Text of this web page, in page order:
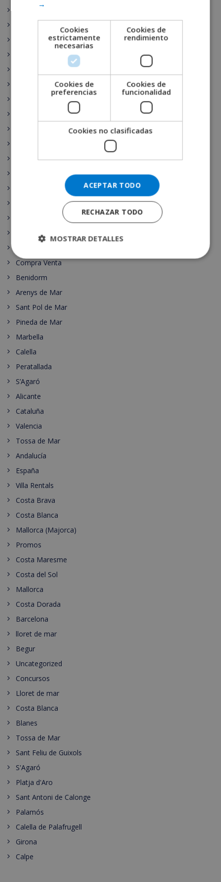
Compra Venta
Benidorm
Arenys de Mar
Sant Pol de Mar
Pineda de Mar
Marbella
Calella
Peratallada
S’Agaró
Alicante
Cataluña
Valencia
Tossa de Mar
Andalucía
España
Villa Rentals
Costa Brava
Costa Blanca
Mallorca (Majorca)
Promos
Costa Maresme
Costa del Sol
Mallorca
Costa Dorada
Barcelona
lloret de mar
Begur
Uncategorized
Concursos
Lloret de mar
Costa Blanca
Blanes
Tossa de Mar
Sant Feliu de Guixols
S'Agaró
Platja d'Aro
Sant Antoni de Calonge
Palamós
Calella de Palafrugell
Girona
Calpe
ITALIAN
→
Cookies
estrictamente
necesarias
Cookies de
rendimiento
Cookies de
preferencias
Cookies de
funcionalidad
Cookies no clasificadas
ACEPTAR TODO
RECHAZAR TODO
MOSTRAR DETALLES